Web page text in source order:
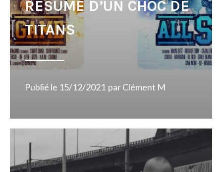
RÉSUMÉ D’UN CHOC DE
TITANS
Publié le 15/12/2021 parClément M